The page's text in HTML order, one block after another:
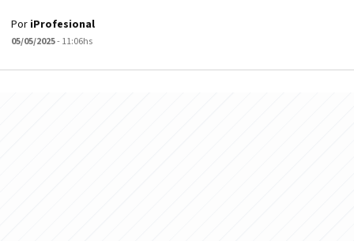
Por iProfesional
05/05/2025- 11:06hs